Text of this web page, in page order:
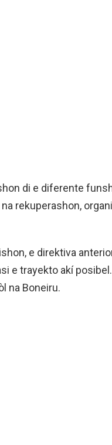
di e diferente
rekuperashon,
e direktiva
e trayekto akí
na Boneiru.